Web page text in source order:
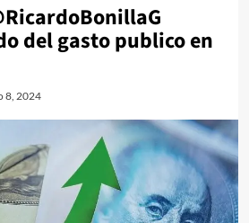
del gasto publico en
8, 2024